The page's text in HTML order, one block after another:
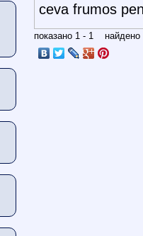
ceva frumos
показано 1 - 1 найдено